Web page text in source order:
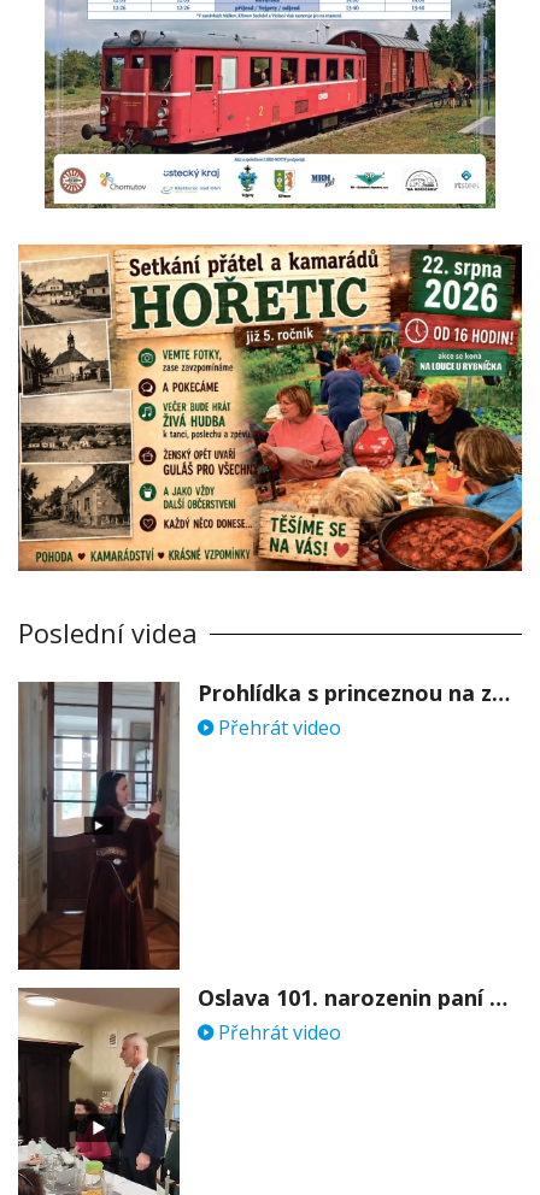
Poslední videa
Prohlídka s princeznou na zámku Stekník
Přehrát video
Oslava 101. narozenin paní Věry Skořepové
Přehrát video